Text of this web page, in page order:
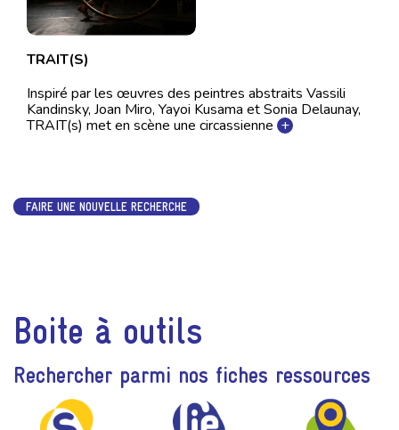
TRAIT(S)
Inspiré par les œuvres des peintres abstraits Vassili
Kandinsky, Joan Miro, Yayoi Kusama et Sonia Delaunay,
TRAIT(s) met en scène une circassienne +
FAIRE UNE NOUVELLE RECHERCHE
Boite à outils
Rechercher parmi nos fiches ressources